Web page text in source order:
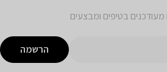
מעודכנים בטיפים ומבצעים
הרשמה